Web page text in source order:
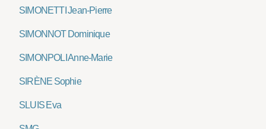
SIMONETTI Jean-Pierre
SIMONNOT Dominique
SIMONPOLI Anne-Marie
SIRÈNE Sophie
SLUIS Eva